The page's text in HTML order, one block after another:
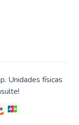
Unidades físicas